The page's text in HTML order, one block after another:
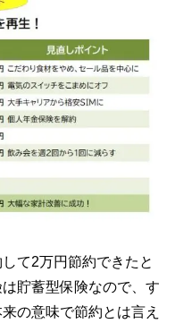
て2万円節約できたと
貯蓄型保険なので、す
の意味で節約とは言え